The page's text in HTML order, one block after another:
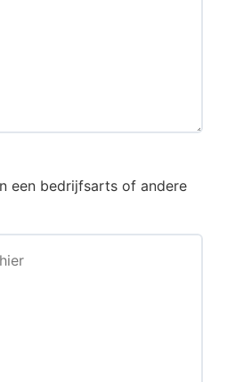
een bedrijfsarts of andere